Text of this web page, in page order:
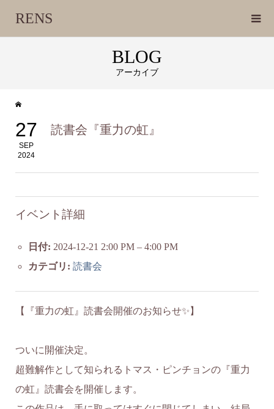
RENS
BLOG
アーカイブ
27
SEP
2024
読書会『重力の虹』
イベント詳細
日付: 2024-12-21 2:00 PM– 4:00 PM
カテゴリ: 読書会
【『重力の虹』読書会開催のお知らせ✨】
ついに開催決定。
超難解作として知られるトマス・ピンチョンの『重力
の虹』読書会を開催します。